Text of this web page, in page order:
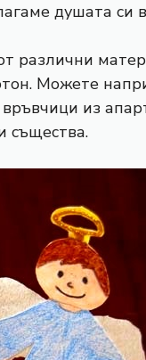
душата си
различни
Можете
из
същества.